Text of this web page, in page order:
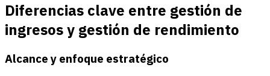
Diferencias clave entre gestión de
ingresos y gestión de rendimiento
Alcance y enfoque estratégico